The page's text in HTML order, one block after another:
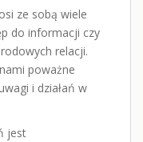
ze sobą wiele
do informacji czy
relacji.
poważne
i działań w
jest